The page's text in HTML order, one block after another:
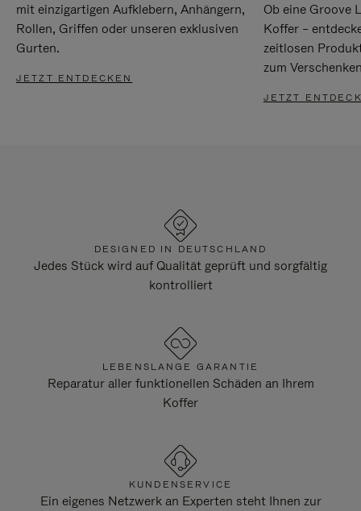
mit einzigartigen Aufklebern, Anhängern,
Rollen, Griffen oder unseren exklusiven
Gurten.
JETZT ENTDECKEN
Ob eine Groove
Koffer –
zeitlosen
zum
JETZT
DESIGNED IN DEUTSCHLAND
Jedes Stück wird auf Qualität geprüft und sorgfältig
kontrolliert
LEBENSLANGE GARANTIE
Reparatur aller funktionellen Schäden an Ihrem
Koffer
KUNDENSERVICE
Ein eigenes Netzwerk an Experten steht Ihnen zur